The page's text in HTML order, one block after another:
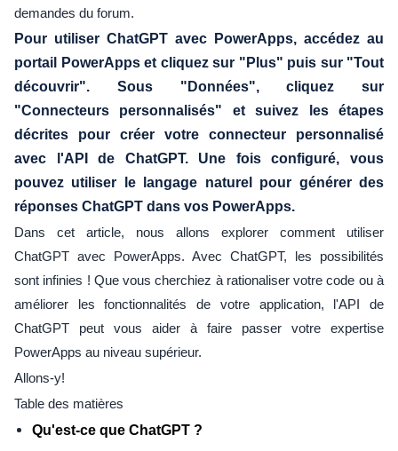
demandes du forum.
Pour utiliser ChatGPT avec PowerApps, accédez au
portail PowerApps et cliquez sur "Plus" puis sur "Tout
découvrir". Sous "Données", cliquez sur
"Connecteurs personnalisés" et suivez les étapes
décrites pour créer votre connecteur personnalisé
avec l'API de ChatGPT. Une fois configuré, vous
pouvez utiliser le langage naturel pour générer des
réponses ChatGPT dans vos PowerApps.
Dans cet article, nous allons explorer comment utiliser
ChatGPT avec PowerApps. Avec ChatGPT, les possibilités
sont infinies ! Que vous cherchiez à rationaliser votre code ou à
améliorer les fonctionnalités de votre application, l'API de
ChatGPT peut vous aider à faire passer votre expertise
PowerApps au niveau supérieur.
Allons-y!
Table des matières
Qu'est-ce que ChatGPT ?